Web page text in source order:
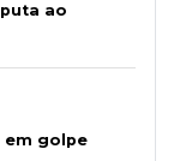
ao
em golpe